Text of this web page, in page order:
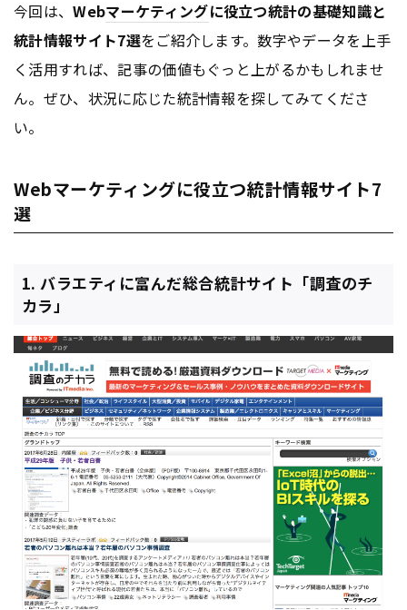
今回は、Webマーケティングに役立つ統計の基礎知識と
統計情報サイト7選をご紹介します。数字やデータを上手
く活用すれば、記事の価値もぐっと上がるかもしれませ
ん。ぜひ、状況に応じた統計情報を探してみてくださ
い。
Webマーケティングに役立つ統計情報サイト7
選
1. バラエティに富んだ総合統計サイト「調査のチ
カラ」